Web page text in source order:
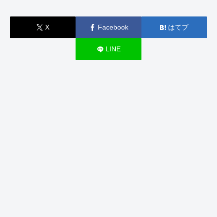
X Facebook はてブ
LINE